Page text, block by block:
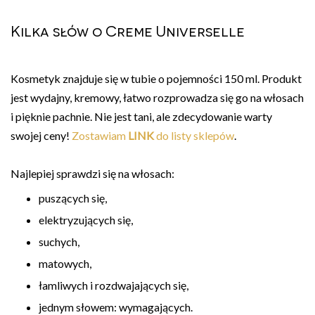
Kilka słów o Creme Universelle
Kosmetyk znajduje się w tubie o pojemności 150 ml. Produkt
jest wydajny, kremowy, łatwo rozprowadza się go na włosach
i pięknie pachnie. Nie jest tani, ale zdecydowanie warty
swojej ceny! Zostawiam LINKdo listy sklepów.
Najlepiej sprawdzi się na włosach:
puszących się,
elektryzujących się,
suchych,
matowych,
łamliwych i rozdwajających się,
jednym słowem: wymagających.